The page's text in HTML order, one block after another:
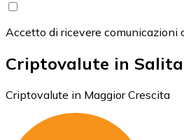
Accetto di ricevere comunicazioni
Criptovalute in Salita
Criptovalute in Maggior Crescita